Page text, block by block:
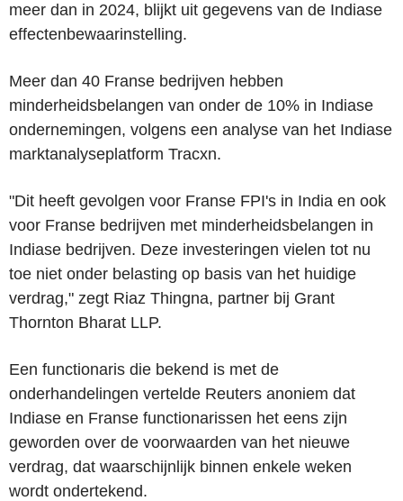
meer dan in 2024, blijkt uit gegevens van de Indiase
effectenbewaarinstelling.
Meer dan 40 Franse bedrijven hebben
minderheidsbelangen van onder de 10% in Indiase
ondernemingen, volgens een analyse van het Indiase
marktanalyseplatform Tracxn.
"Dit heeft gevolgen voor Franse FPI's in India en ook
voor Franse bedrijven met minderheidsbelangen in
Indiase bedrijven. Deze investeringen vielen tot nu
toe niet onder belasting op basis van het huidige
verdrag," zegt Riaz Thingna, partner bij Grant
Thornton Bharat LLP.
Een functionaris die bekend is met de
onderhandelingen vertelde Reuters anoniem dat
Indiase en Franse functionarissen het eens zijn
geworden over de voorwaarden van het nieuwe
verdrag, dat waarschijnlijk binnen enkele weken
wordt ondertekend.